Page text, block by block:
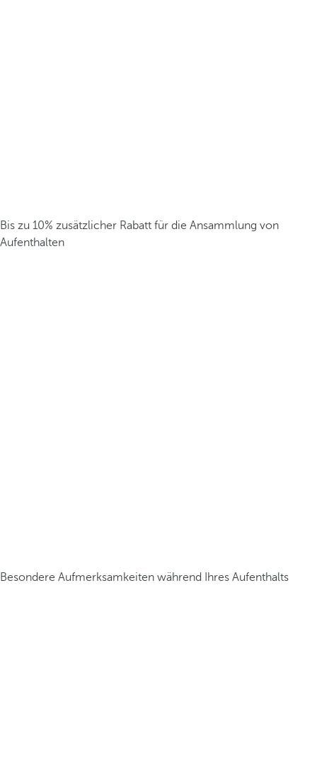
Bis zu 10% zusätzlicher Rabatt für die Ansammlung von
Aufenthalten
Besondere Aufmerksamkeiten während Ihres Aufenthalts